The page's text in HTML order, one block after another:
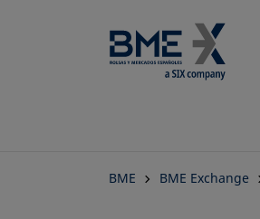
BME BME Exchange